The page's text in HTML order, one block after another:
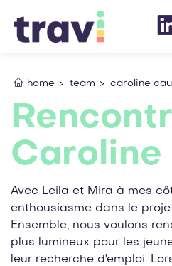
home team caroline
Caroline
Avec Leila et Mira à mes
enthousiasme dans le
Ensemble, nous voulons
plus lumineux pour les
leur recherche d'emploi.